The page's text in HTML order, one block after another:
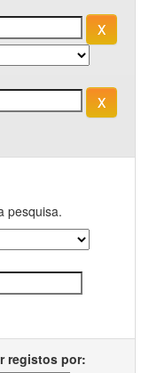
pesquisa.
registos por: